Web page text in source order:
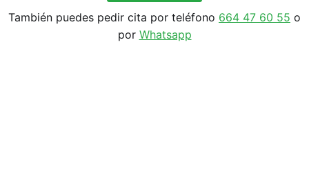
También puedes pedir cita por teléfono 664 47 60 55 o
por Whatsapp